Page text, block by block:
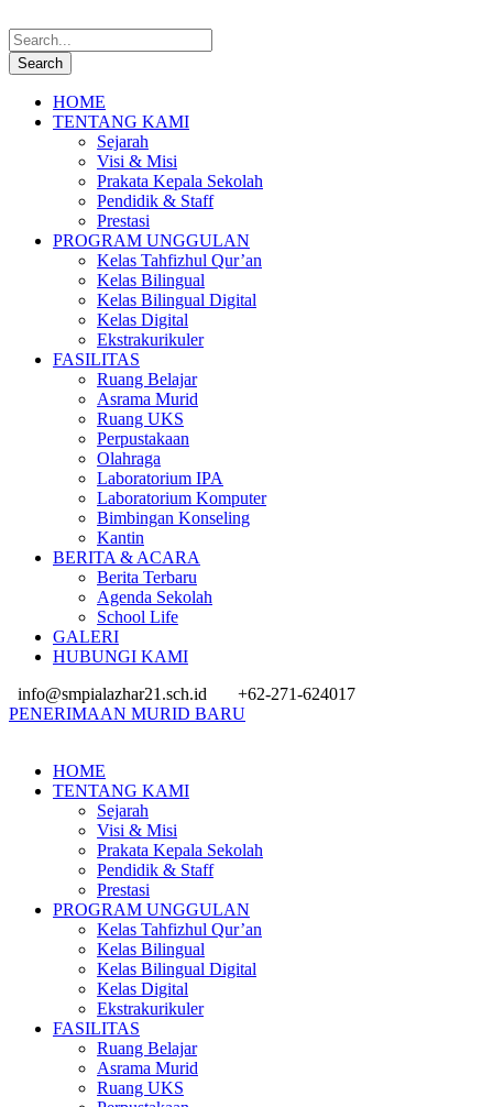
HOME
TENTANG KAMI
Sejarah
Visi & Misi
Prakata Kepala Sekolah
Pendidik & Staff
Prestasi
PROGRAM UNGGULAN
Kelas Tahfizhul Qur’an
Kelas Bilingual
Kelas Bilingual Digital
Kelas Digital
Ekstrakurikuler
FASILITAS
Ruang Belajar
Asrama Murid
Ruang UKS
Perpustakaan
Olahraga
Laboratorium IPA
Laboratorium Komputer
Bimbingan Konseling
Kantin
BERITA & ACARA
Berita Terbaru
Agenda Sekolah
School Life
GALERI
HUBUNGI KAMI
info@smpialazhar21.sch.id
+62-271-624017
PENERIMAAN MURID BARU
HOME
TENTANG KAMI
Sejarah
Visi & Misi
Prakata Kepala Sekolah
Pendidik & Staff
Prestasi
PROGRAM UNGGULAN
Kelas Tahfizhul Qur’an
Kelas Bilingual
Kelas Bilingual Digital
Kelas Digital
Ekstrakurikuler
FASILITAS
Ruang Belajar
Asrama Murid
Ruang UKS